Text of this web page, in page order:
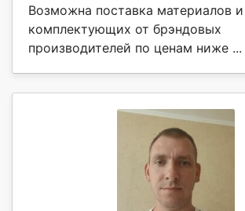
Возможна поставка материалов и
комплектующих от брэндовых
производителей по ценам ниже ...